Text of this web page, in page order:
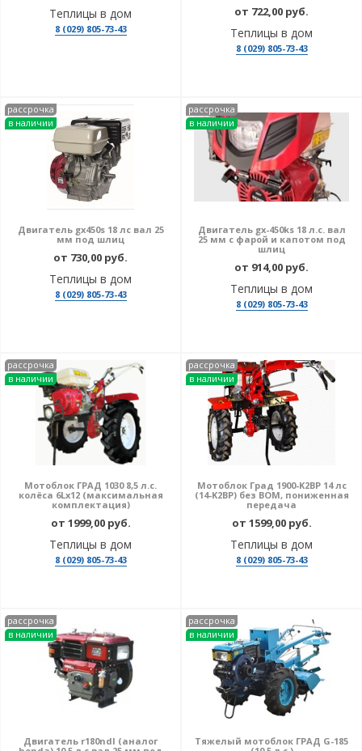
Теплицы в дом
8 (029) 805-73-43
от 722,00 руб.
Теплицы в дом
8 (029) 805-73-43
рассрочка
в наличии
Двигатель gx450s 18 лс вал 25
мм под шлиц
от 730,00 руб.
Теплицы в дом
8 (029) 805-73-43
рассрочка
в наличии
Двигатель gx-450ks 18 л.с. вал
25 мм с фарой и капотом под
шлиц
от 914,00 руб.
Теплицы в дом
8 (029) 805-73-43
рассрочка
в наличии
Мотоблок ГРАД 1030 8,5 л.с.
колёса 6Lх12 (максимальная
комплектация)
от 1999,00 руб.
Теплицы в дом
8 (029) 805-73-43
рассрочка
в наличии
Мотоблок Град 1900-K2BP 14 лс
(14-K2BP) без ВОМ, пониженная
передача
от 1599,00 руб.
Теплицы в дом
8 (029) 805-73-43
рассрочка
в наличии
Двигатель r180ndl (аналог
рассрочка
в наличии
Тяжелый мотоблок ГРАД G-185